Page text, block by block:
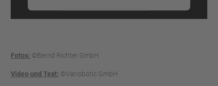
Mehr Informationen
Management Platform
Fotos: ©Bernd Richter GmbH
Video und Text: ©Variobotic GmbH